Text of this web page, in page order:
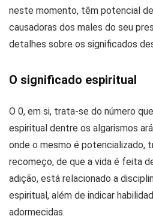
neste momento, têm potencial
causadoras dos males do seu
detalhes sobre os significados
O significado espiritual
O 0, em si, trata-se do número
espiritual dentre os algarismos
onde o mesmo é potencializado,
recomeço, de que a vida é feita
adição, está relacionado a
espiritual, além de indicar
adormecidas.